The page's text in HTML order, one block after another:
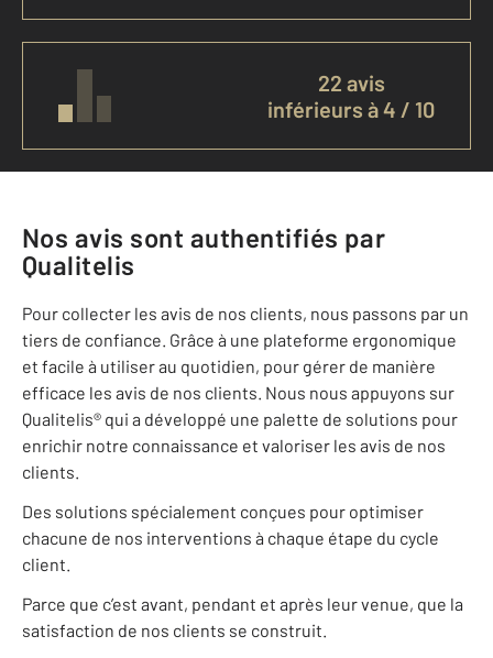
22 avis
inférieurs à 4 / 10
Nos avis sont authentifiés par
Qualitelis
Pour collecter les avis de nos clients, nous passons par un
tiers de confiance. Grâce à une plateforme ergonomique
et facile à utiliser au quotidien, pour gérer de manière
efficace les avis de nos clients. Nous nous appuyons sur
Qualitelis® qui a développé une palette de solutions pour
enrichir notre connaissance et valoriser les avis de nos
clients.
Des solutions spécialement conçues pour optimiser
chacune de nos interventions à chaque étape du cycle
client.
Parce que c’est avant, pendant et après leur venue, que la
satisfaction de nos clients se construit.